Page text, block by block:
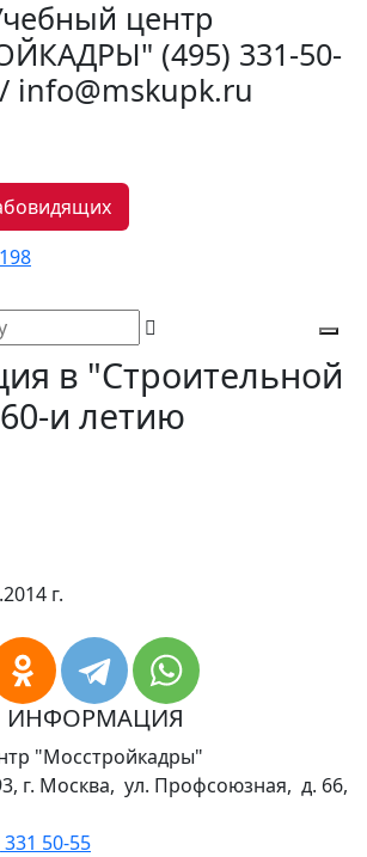
центр
(495) 331-50-
info@mskupk.ru
в "Строительной
и летию
г.
ИНФОРМАЦИЯ
"Мосстройкадры"
г. Москва, ул. Профсоюзная, д. 66,
50-55